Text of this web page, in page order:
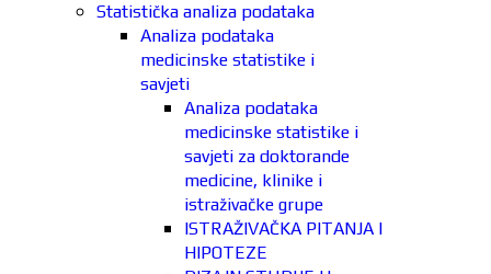
Statistička analiza podataka
Analiza podataka
medicinske statistike i
savjeti
Analiza podataka
medicinske statistike i
savjeti za doktorande
medicine, klinike i
istraživačke grupe
ISTRAŽIVAČKA PITANJA I
HIPOTEZE